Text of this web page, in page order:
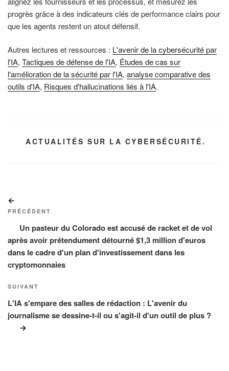
progrès grâce à des indicateurs clés de performance clairs pour
que les agents restent un atout défensif.
Autres lectures et ressources : L'avenir de la cybersécurité par
l'IA, Tactiques de défense de l'IA, Études de cas sur
l'amélioration de la sécurité par l'IA, analyse comparative des
outils d'IA, Risques d'hallucinations liés à l'IA.
CATÉGORIES
ACTUALITÉS SUR LA CYBERSÉCURITÉ.
de
l’article
précédent
PRÉCÉDENT
Un pasteur du Colorado est accusé de racket et de vol
après avoir prétendument détourné $1,3 million d'euros
dans le cadre d'un plan d'investissement dans les
cryptomonnaies
Article
suivant
SUIVANT
L'IA s'empare des salles de rédaction : L'avenir du
journalisme se dessine-t-il ou s'agit-il d'un outil de plus ?